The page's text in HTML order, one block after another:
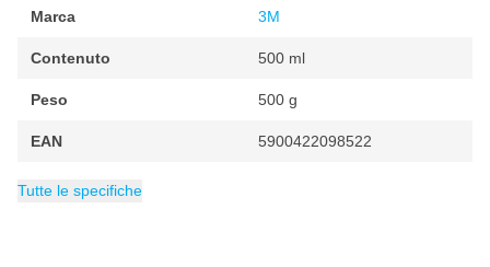
essendo facile da rimuovere e riposizionare.
Caratteristiche della colla spray riposizionabile 3M 75
Spruzzo regolabile
Adatto per superfici delicate
Marca 3M
Contenuto 500 ml
Peso 500 g
EAN 5900422098522
Categoria
Tutte le specifiche